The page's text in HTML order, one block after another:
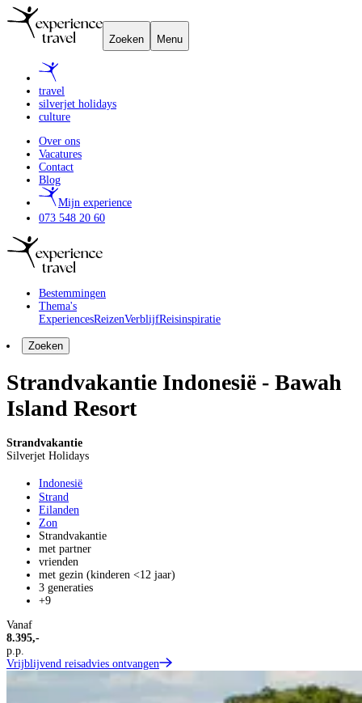
Zoeken Menu
travel
silverjet holidays
culture
Over ons
Vacatures
Contact
Blog
Mijn experience
073 548 20 60
Bestemmingen
Thema's
ExperiencesReizenVerblijfReisinspiratie
Zoeken
Strandvakantie Indonesië - Bawah
Island Resort
Strandvakantie
Silverjet Holidays
Indonesië
Strand
Eilanden
Zon
Strandvakantie
met partner
vrienden
met gezin (kinderen <12 jaar)
3 generaties
+9
Vanaf
8.395,-
p.p.
Vrijblijvend reisadvies ontvangen